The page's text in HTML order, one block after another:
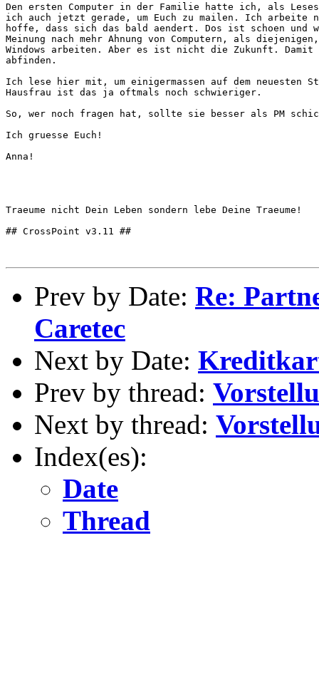
Den ersten Computer in der Familie hatte ich, als
ich auch jetzt gerade, um Euch zu mailen. Ich arbeite
hoffe, dass sich das bald aendert. Dos ist schoen und
Meinung nach mehr Ahnung von Computern, als
Windows arbeiten. Aber es ist nicht die Zukunft. Damit
abfinden.
Ich lese hier mit, um einigermassen auf dem neuesten
Hausfrau ist das ja oftmals noch schwieriger.
So, wer noch fragen hat, sollte sie besser als PM
Ich gruesse Euch!
Anna!
Traeume nicht Dein Leben sondern lebe Deine Traeume!
## CrossPoint v3.11 ##
Prev by Date: Re:
Caretec
Next by Date:
Prev by thread:
Next by thread:
Index(es):
Date
Thread